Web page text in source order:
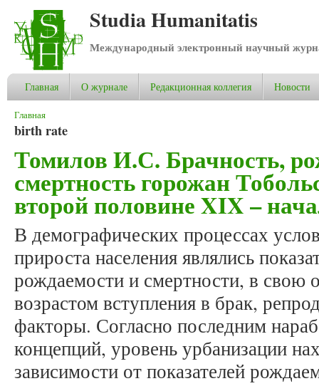
Studia Humanitatis
Международный электронный научный
Главная О журнале Редакционная коллегия Новости
Вы здесь
Главная
birth rate
Томилов И.С. Брачность,
смертность горожан
второй половине XIX –
В демографических процессах
прироста населения являлись
рождаемости и смертности, в свою
возрастом вступления в брак,
факторы. Согласно последним
концепций, уровень урбанизации
зависимости от показателей